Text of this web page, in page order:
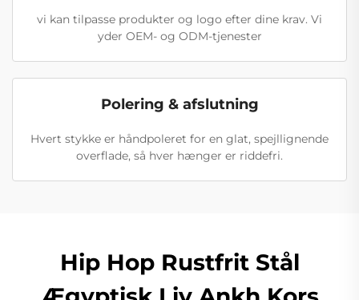
vi kan tilpasse produkter og logo efter dine krav. Vi
yder OEM- og ODM-tjenester
Polering & afslutning
Hvert stykke er håndpoleret for en glat, spejllignende
overflade, så hver hænger er riddefri.
Hip Hop Rustfrit Stål